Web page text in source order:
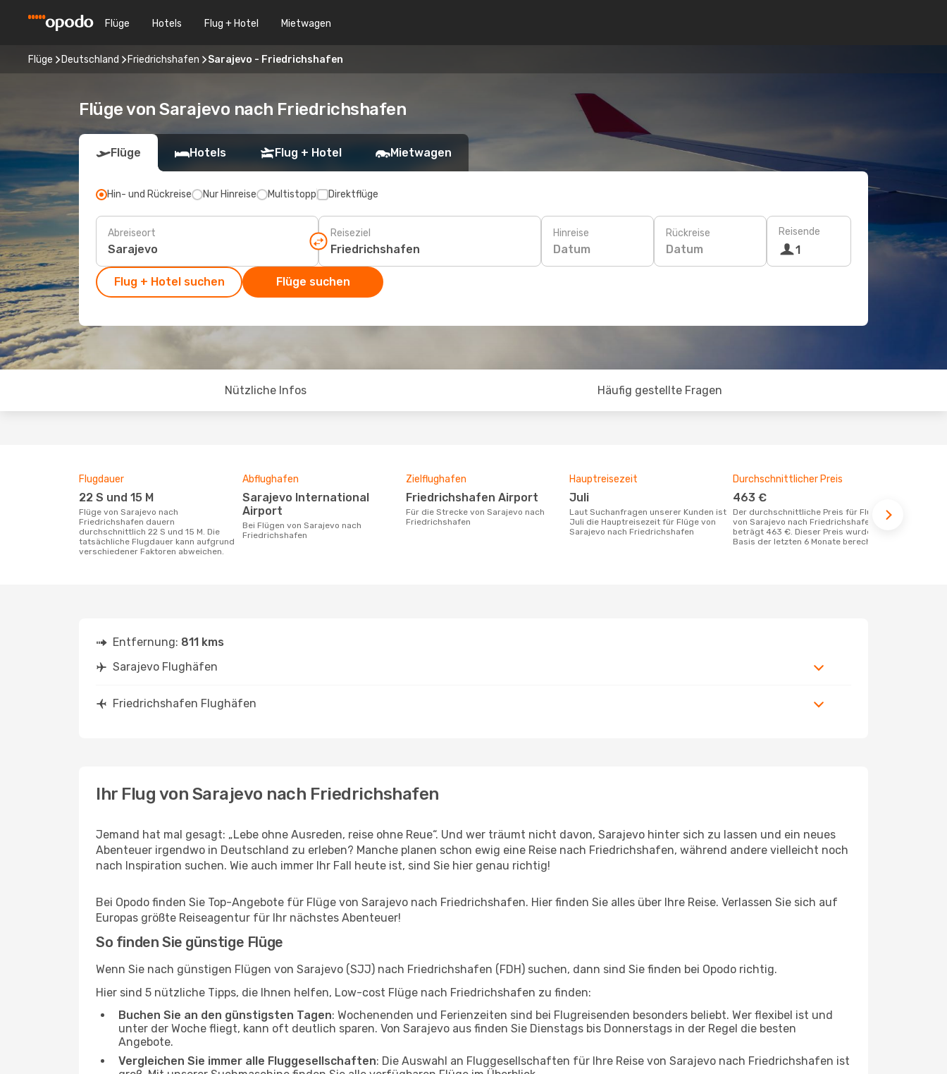
Flüge Hotels Flug + Hotel Mietwagen
Flüge Deutschland Friedrichshafen Sarajevo - Friedrichshafen
Flüge von Sarajevo nach Friedrichshafen
Flüge Hotels Flug + Hotel Mietwagen
Hin- und Rückreise Nur Hinreise Multistopp Direktflüge
Abreiseort Reiseziel Hinreise
Datum
Rückreise
Datum
Reisende
1
Flug + Hotel suchen Flüge suchen
Nützliche Infos Häufig gestellte Fragen
Flugdauer
22 S und 15 M
Flüge von Sarajevo nach
Friedrichshafen dauern
durchschnittlich 22 S und 15 M. Die
tatsächliche Flugdauer kann aufgrund
verschiedener Faktoren abweichen.
Abflughafen
Sarajevo International
Airport
Bei Flügen von Sarajevo nach
Friedrichshafen
Zielflughafen
Friedrichshafen Airport
Für die Strecke von Sarajevo nach
Friedrichshafen
Hauptreisezeit
Juli
Laut Suchanfragen unserer Kunden ist
Juli die Hauptreisezeit für Flüge von
Sarajevo nach Friedrichshafen
Durchschnittlicher Preis
463 €
Der durchschnittliche Preis für Flüge
von Sarajevo nach Friedrichshafen
beträgt 463 €. Dieser Preis wurde auf
Basis der letzten 6 Monate berechnet.
Entfernung: 811 kms
Sarajevo Flughäfen
Friedrichshafen Flughäfen
Ihr Flug von Sarajevo nach Friedrichshafen
Jemand hat mal gesagt: „Lebe ohne Ausreden, reise ohne Reue“. Und wer träumt nicht davon, Sarajevo hinter sich zu lassen und ein neues
Abenteuer irgendwo in Deutschland zu erleben? Manche planen schon ewig eine Reise nach Friedrichshafen, während andere vielleicht noch
nach Inspiration suchen. Wie auch immer Ihr Fall heute ist, sind Sie hier genau richtig!
Bei Opodo finden Sie Top-Angebote für Flüge von Sarajevo nach Friedrichshafen. Hier finden Sie alles über Ihre Reise. Verlassen Sie sich auf
Europas größte Reiseagentur für Ihr nächstes Abenteuer!
So finden Sie günstige Flüge
Wenn Sie nach günstigen Flügen von Sarajevo (SJJ) nach Friedrichshafen (FDH) suchen, dann sind Sie finden bei Opodo richtig.
Hier sind 5 nützliche Tipps, die Ihnen helfen, Low-cost Flüge nach Friedrichshafen zu finden:
Buchen Sie an den günstigsten Tagen: Wochenenden und Ferienzeiten sind bei Flugreisenden besonders beliebt. Wer flexibel ist und
unter der Woche fliegt, kann oft deutlich sparen. Von Sarajevo aus finden Sie Dienstags bis Donnerstags in der Regel die besten
Angebote.
Vergleichen Sie immer alle Fluggesellschaften: Die Auswahl an Fluggesellschaften für Ihre Reise von Sarajevo nach Friedrichshafen ist